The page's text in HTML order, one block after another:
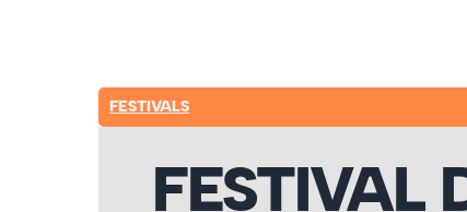
FESTIVALS
FESTIVAL